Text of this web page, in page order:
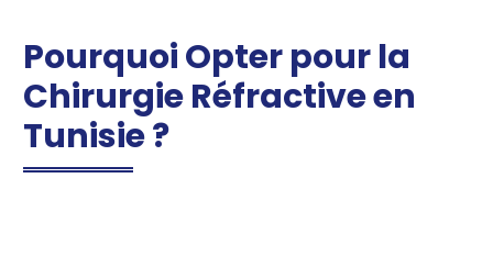
Pourquoi Opter pour la
Chirurgie Réfractive en
Tunisie ?